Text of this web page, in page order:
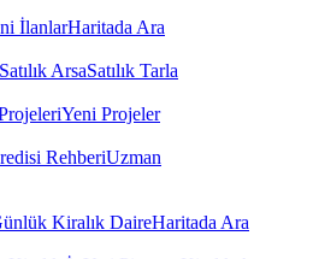
İlanlarHaritada Ara
Satılık ArsaSatılık Tarla
Yeni Projeler
RehberiUzman
Kiralık DaireHaritada Ara